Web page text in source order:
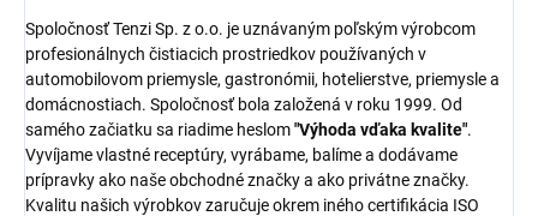
Spoločnosť Tenzi Sp. z o.o. je uznávaným poľským výrobcom
profesionálnych čistiacich prostriedkov používaných v
automobilovom priemysle, gastronómii, hotelierstve, priemysle a
domácnostiach. Spoločnosť bola založená v roku 1999. Od
samého začiatku sa riadime heslom"Výhoda vďaka kvalite".
Vyvíjame vlastné receptúry, vyrábame, balíme a dodávame
prípravky ako naše obchodné značky a ako privátne značky.
Kvalitu našich výrobkov zaručuje okrem iného certifikácia ISO